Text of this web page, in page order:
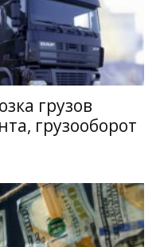
грузов
грузооборот